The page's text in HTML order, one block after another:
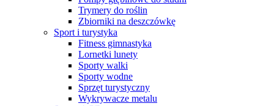
Trymery do roślin
Zbiorniki na deszczówkę
Sport i turystyka
Fitness gimnastyka
Lornetki lunety
Sporty walki
Sporty wodne
Sprzęt turystyczny
Wykrywacze metalu